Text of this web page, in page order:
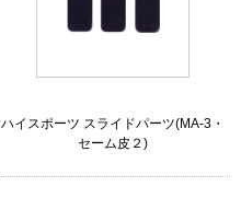
ハイスポーツ スライドパーツ(MA-3・
セーム皮２)